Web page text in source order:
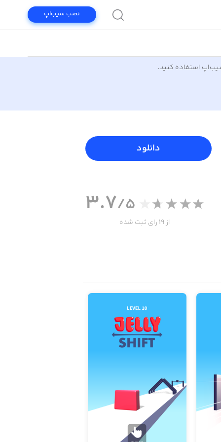
نصب سیب‌اپ
استفاده کنید.
دانلود
3.7/5
از 19 رای ثبت شده